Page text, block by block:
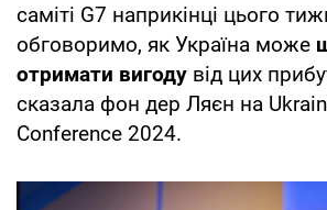
саміті G7 наприкінці цього
обговоримо, як Україна може
отримати вигоду від цих
сказала фон дер Ляєн на
Conference 2024.